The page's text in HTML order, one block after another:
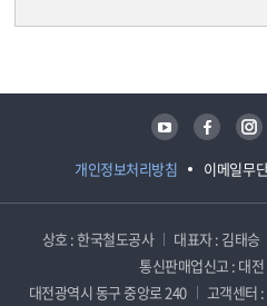
개인정보처리방침 이메일무
유튜브 페이스북 인스타그램
상호 : 한국철도공사 대표자 : 김태승
통신판매업신고 : 대
대전광역시 동구 중앙로 240
고객센터